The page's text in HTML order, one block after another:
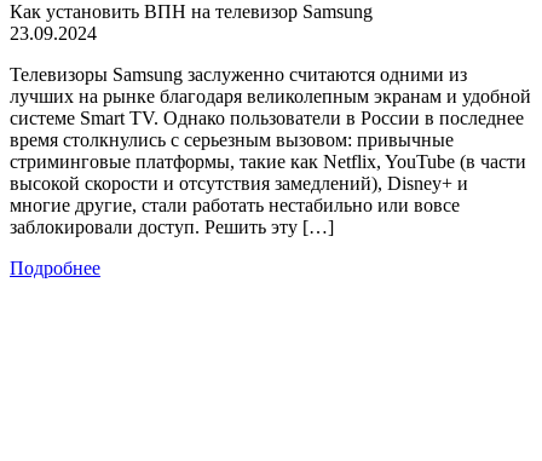
Как установить ВПН на телевизор Samsung
23.09.2024
Телевизоры Samsung заслуженно считаются одними из
лучших на рынке благодаря великолепным экранам и удобной
системе Smart TV. Однако пользователи в России в последнее
время столкнулись с серьезным вызовом: привычные
стриминговые платформы, такие как Netflix, YouTube (в части
высокой скорости и отсутствия замедлений), Disney+ и
многие другие, стали работать нестабильно или вовсе
заблокировали доступ. Решить эту […]
Подробнее